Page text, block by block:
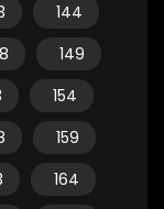
144
149
154
159
164